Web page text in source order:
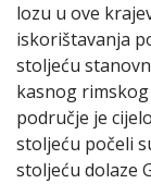
lozu u ove
iskorištavanja
stoljeću
kasnog
područje je
stoljeću počeli
stoljeću dolaze